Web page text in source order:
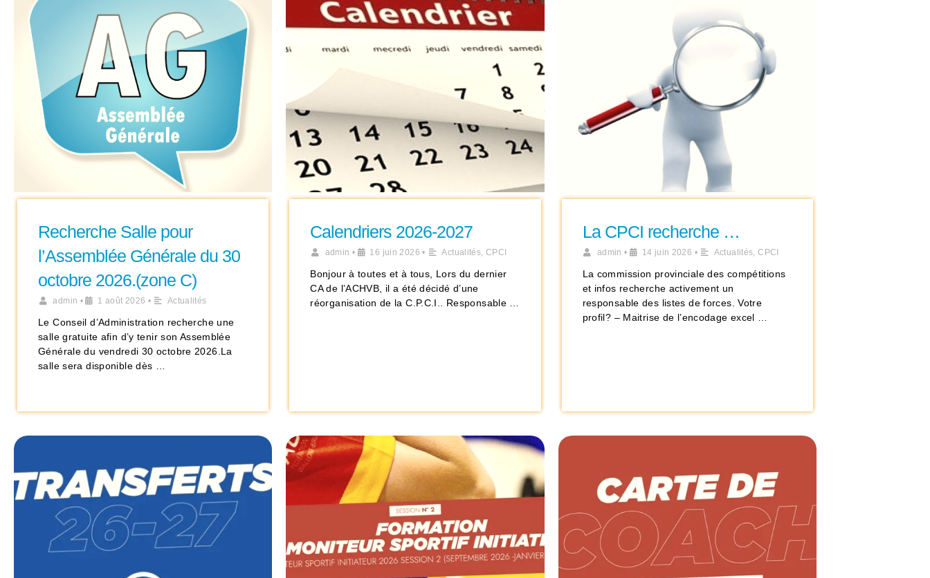
Recherche Salle pour
l’Assemblée Générale du 30
octobre 2026.(zone C)
admin • 1 août 2026 • Actualités
Le Conseil d’Administration recherche une
salle gratuite afin d’y tenir son Assemblée
Générale du vendredi 30 octobre 2026.La
salle sera disponible dès …
Calendriers 2026-2027
admin • 16 juin 2026 • Actualités, CPCI
Bonjour à toutes et à tous, Lors du dernier
CA de l’ACHVB, il a été décidé d’une
réorganisation de la C.P.C.I.. Responsable …
La CPCI recherche …
admin • 14 juin 2026 • Actualités,CPCI
La commission provinciale des compétitions
et infos recherche activement un
responsable des listes de forces. Votre
profil? – Maitrise de l’encodage excel …